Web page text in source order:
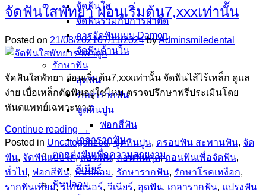
จัดฟันใส
จัดฟันร่วมกับการผ่าตัด
การจัดฟันแบบ Damon
จัดฟันด้านใน
รักษาฟัน
อุดฟัน
รักษารากฟัน
ขูดหินปูน
ฟอกสีฟัน
เกลารากฟัน
ตกแต่งฟันเพื่อความสวยงาม
วีเนียร์
ฟันปลอม
จัดฟันใสพัทยา ผ่อนเริ่มต้น7,xxxเท่านั้น
Posted on 21/08/202107/11/2024 byAdminsmiledental
จัดฟันใสพัทยา ผ่อนเริ่มต้น7,xxxเท่านั้น จัดฟันไส้ไร้เหล็ก ดูแล
ง่าย เบื่อเหล็กดัดฟันอยู่ใช่ไหม ตรวจปรึกษาฟรีประเมินโดย
ทันตแพทย์เฉพาะทาง
Continue reading →
Posted in Uncategorized,ขูดหินปูน, ครอบฟัน สะพานฟัน, จัด
ฟัน, จัดฟันแบบใส,ถอนฟัน,ถอนฟันคุด,ถอนฟันเพื่อจัดฟัน,
ทั่วไป, ฟอกสีฟัน, ฟันปลอม, รักษารากฟัน, รักษาโรคเหงือก,
รากฟันเทียม,รีเทนเนอร์, วีเนียร์, อุดฟัน, เกลารากฟัน, แปรงฟัน